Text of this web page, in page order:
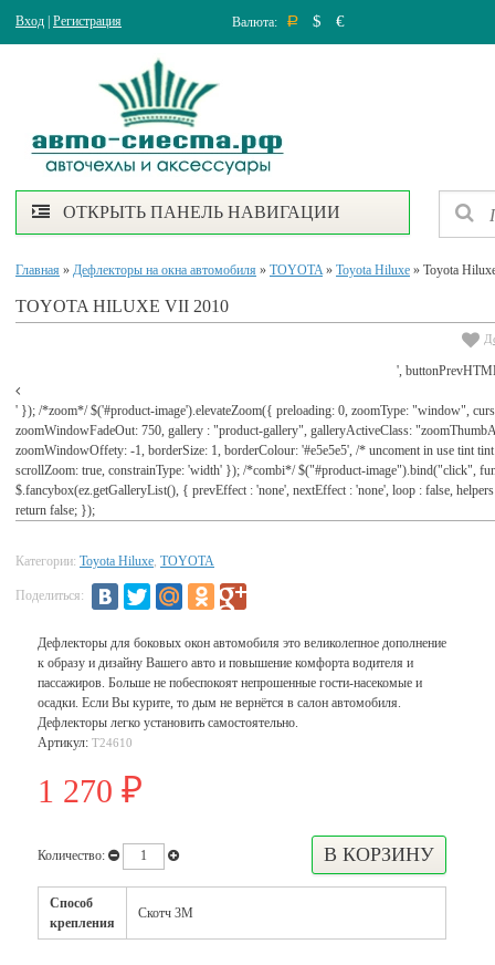
Вход Регистрация Валюта: Р $ €
ОТКРЫТЬ ПАНЕЛЬ НАВИГАЦИИ
Главная » Дефлекторы на окна автомобиля » TOYOTA» Toyota Hiluxe » Toyota
TOYOTA HILUXE VII 2010
',
' }); /*zoom*/ $('#product-image').elevateZoom({ preloading: 0, zoomType: "window",
zoomWindowFadeOut: 750, gallery : "product-gallery", galleryActiveClass:
zoomWindowOffety: -1, borderSize: 1, borderColour: '#e5e5e5', /* uncoment in use tint
scrollZoom: true, constrainType: 'width' }); /*combi*/ $("#product-image").bind("click",
$.fancybox(ez.getGalleryList(), { prevEffect : 'none', nextEffect : 'none', loop : false,
return false; });
Категории: Toyota Hiluxe, TOYOTA
Поделиться:
Дефлекторы для боковых окон автомобиля это великолепное дополнение
к образу и дизайну Вашего авто и повышение комфорта водителя и
пассажиров. Больше не побеспокоят непрошенные гости-насекомые и
осадки. Если Вы курите, то дым не вернётся в салон автомобиля.
Дефлекторы легко установить самостоятельно.
Артикул: T24610
1 270 ₽
Количество:
Способ
крепления
Скотч 3М